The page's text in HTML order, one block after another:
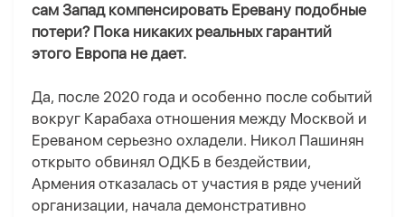
сам Запад компенсировать Еревану подобные
потери? Пока никаких реальных гарантий
этого Европа не дает.
Да, после 2020 года и особенно после событий
вокруг Карабаха отношения между Москвой и
Ереваном серьезно охладели. Никол Пашинян
открыто обвинял ОДКБ в бездействии,
Армения отказалась от участия в ряде учений
организации, начала демонстративно